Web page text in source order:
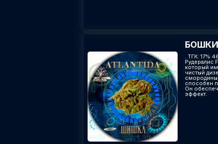
БОШКИ
. ТГК: 17%
Рудералис
который
чистый
способен
Он
эффект.